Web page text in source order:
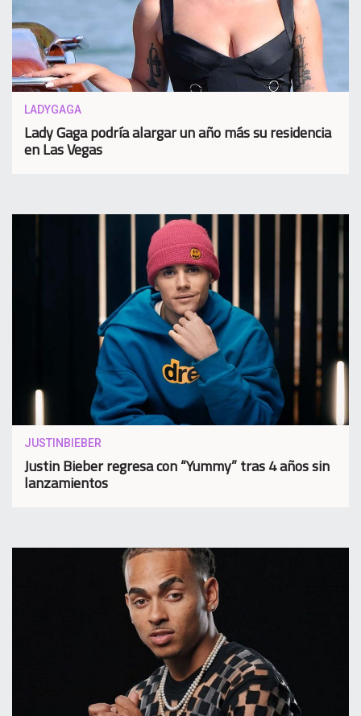
LADYGAGA
Lady Gaga podría alargar un año más su residencia
en Las Vegas
JUSTINBIEBER
Justin Bieber regresa con “Yummy” tras 4 años sin
lanzamientos